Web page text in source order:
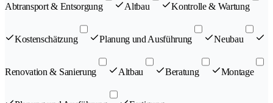
Abtransport & Entsorgung Altbau Kontrolle & Wartung
Kostenschätzung Planung und Ausführung Neubau
Renovation & Sanierung Altbau Beratung Montage